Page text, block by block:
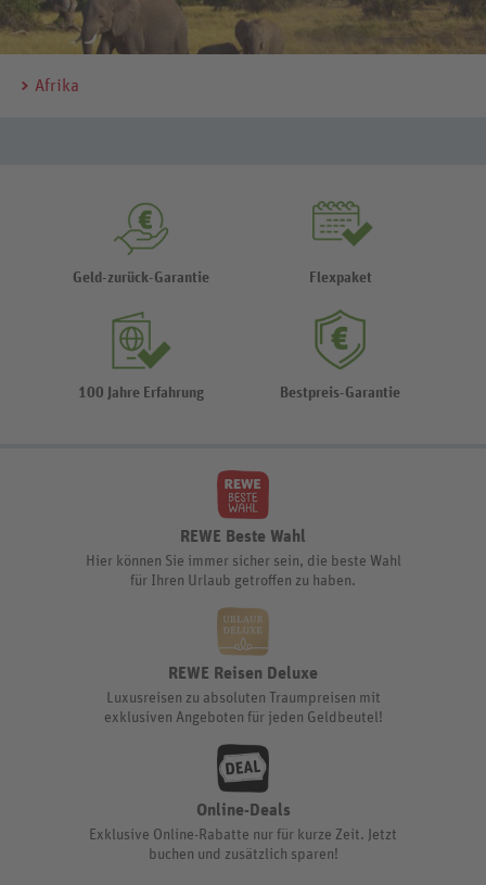
Afrika
Geld-zurück-Garantie Flexpaket
100 Jahre Erfahrung Bestpreis-Garantie
REWE Beste Wahl
Hier können Sie immer sicher sein, die beste Wahl
für Ihren Urlaub getroffen zu haben.
REWE Reisen Deluxe
Luxusreisen zu absoluten Traumpreisen mit
exklusiven Angeboten für jeden Geldbeutel!
Online-Deals
Exklusive Online-Rabatte nur für kurze Zeit. Jetzt
buchen und zusätzlich sparen!